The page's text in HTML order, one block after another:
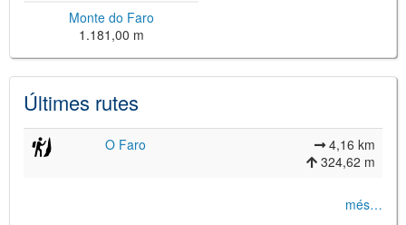
Monte do Faro
1.181,00 m
Últimes rutes
O Faro
4,16 km
324,62 m
més…